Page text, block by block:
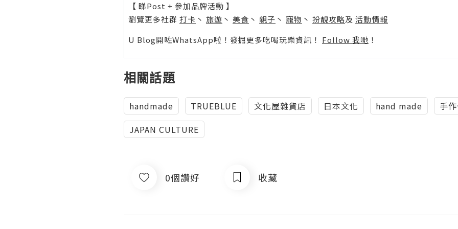
【 睇Post + 參加品牌活動 】
瀏覽更多社群 打卡 丶 旅遊 丶 美食 丶 親子 丶 寵物 丶 扮靚攻略及 活動情報
U Blog開咗WhatsApp啦！發掘更多吃喝玩樂資訊！ Follow 我哋 ！
相關話題
handmade TRUEBLUE 文化屋雜貨店 日本文化 hand made
手
JAPAN CULTURE
0個讚好 收藏